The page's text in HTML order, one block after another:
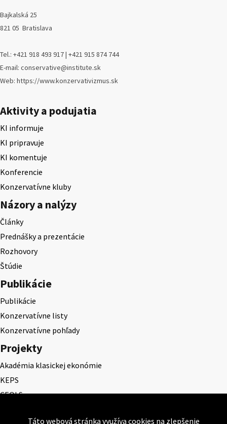
Bajkalská 25
821 05 Bratislava
Tel.: +421 918 493 917 | +421 915 874 744
E-mail: conservative@institute.sk
Web: https://www.konzervativizmus.sk
Aktivity a podujatia
KI informuje
KI pripravuje
KI komentuje
Konferencie
Konzervatívne kluby
Názory a nalýzy
Články
Prednášky a prezentácie
Rozhovory
Štúdie
Publikácie
Publikácie
Konzervatívne listy
Konzervatívne pohľady
Projekty
Akadémia klasickej ekonómie
KEPS
CEQLS
Táto webová stránka využíva cookies na zlepšenie